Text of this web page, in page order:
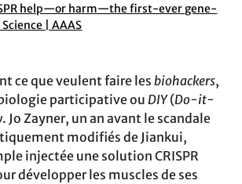
help—or harm—the first-ever gene-
| AAAS
ce que veulent faire lesbiohackers,
participative ou DIY(Do-it-
. Jo Zayner, un an avant le scandale
modifiés de Jiankui,
injectée une solution CRISPR
développer les muscles de ses